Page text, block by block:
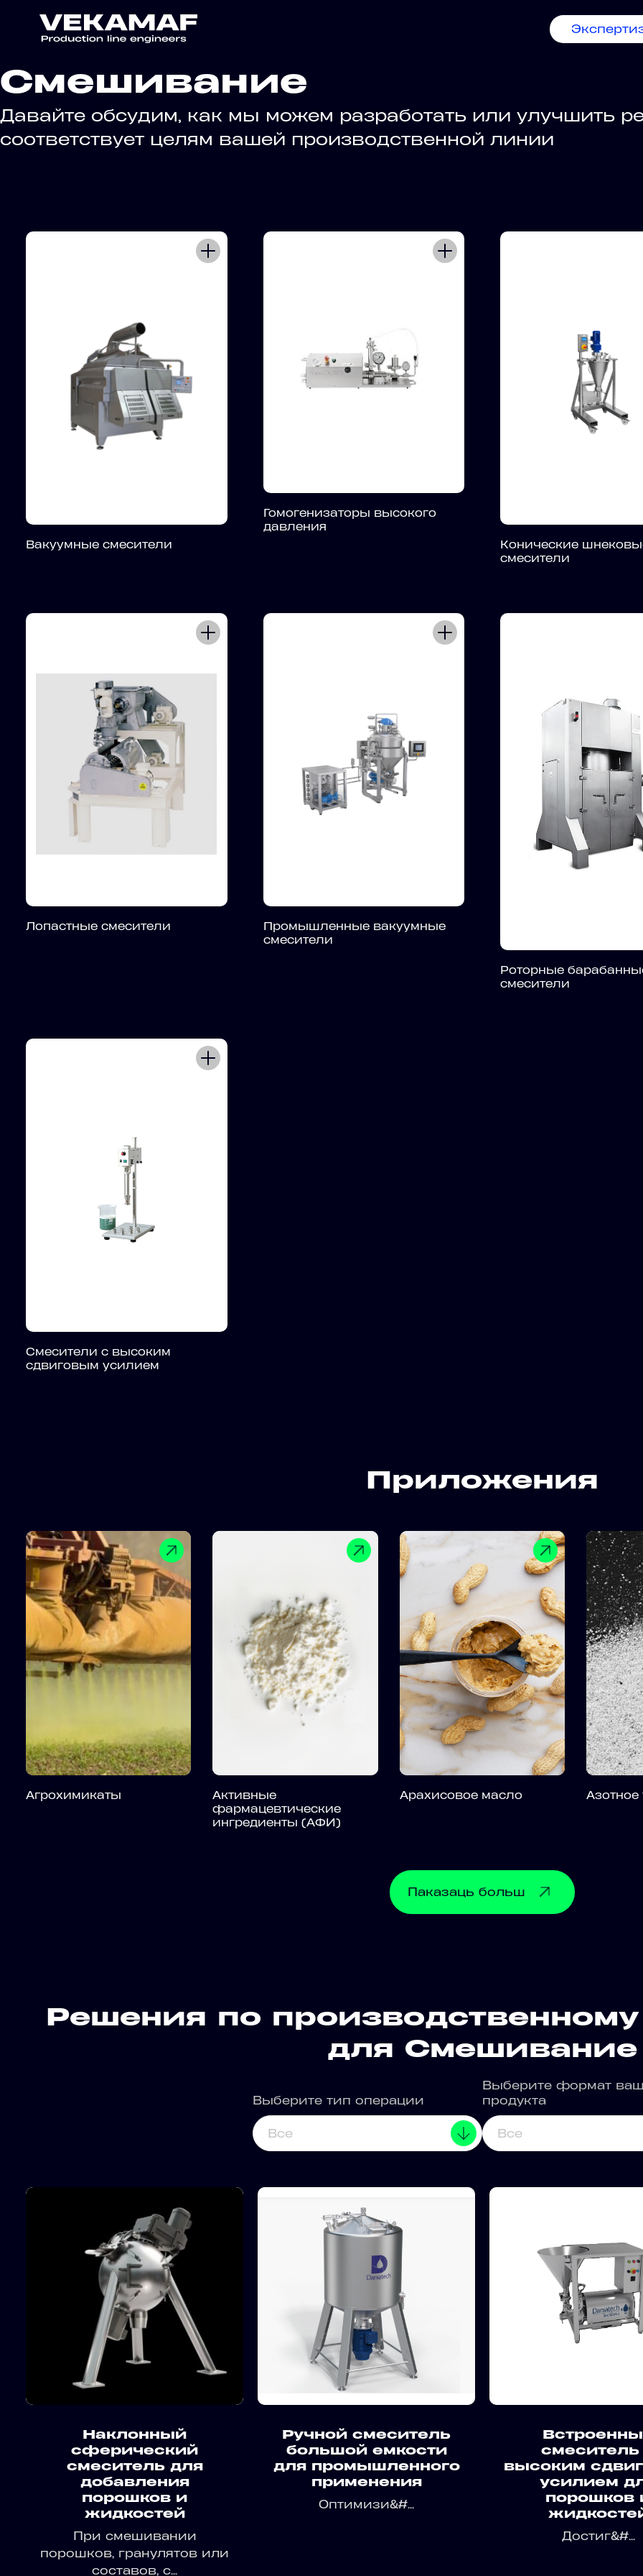
Смешивание
Давайте обсудим, как мы можем разработать или улучшить
соответствует целям вашей производственной линии
Вакуумные смесители
Гомогенизаторы высокого
давления
Конические
смесители
Лопастные смесители
Промышленные вакуумные
смесители
Роторные
смесители
Смесители с высоким
сдвиговым усилием
Приложения
Агрохимикаты
Активные
фармацевтические
ингредиенты (АФИ)
Арахисовое масло
Паказаць больш
Решения по
для Смешивание
Выберите тип операции
Все
Выберите формат
продукта
Все
Наклонный
сферический
смеситель для
добавления
порошков и
жидкостей
При смешивании
порошков, гранулятов или
составов, с...
Ручной смеситель
большой емкости
для промышленного
применения
Оптимизи&#...
смеситель
высоким
усилием
порошков
Достиг&#...